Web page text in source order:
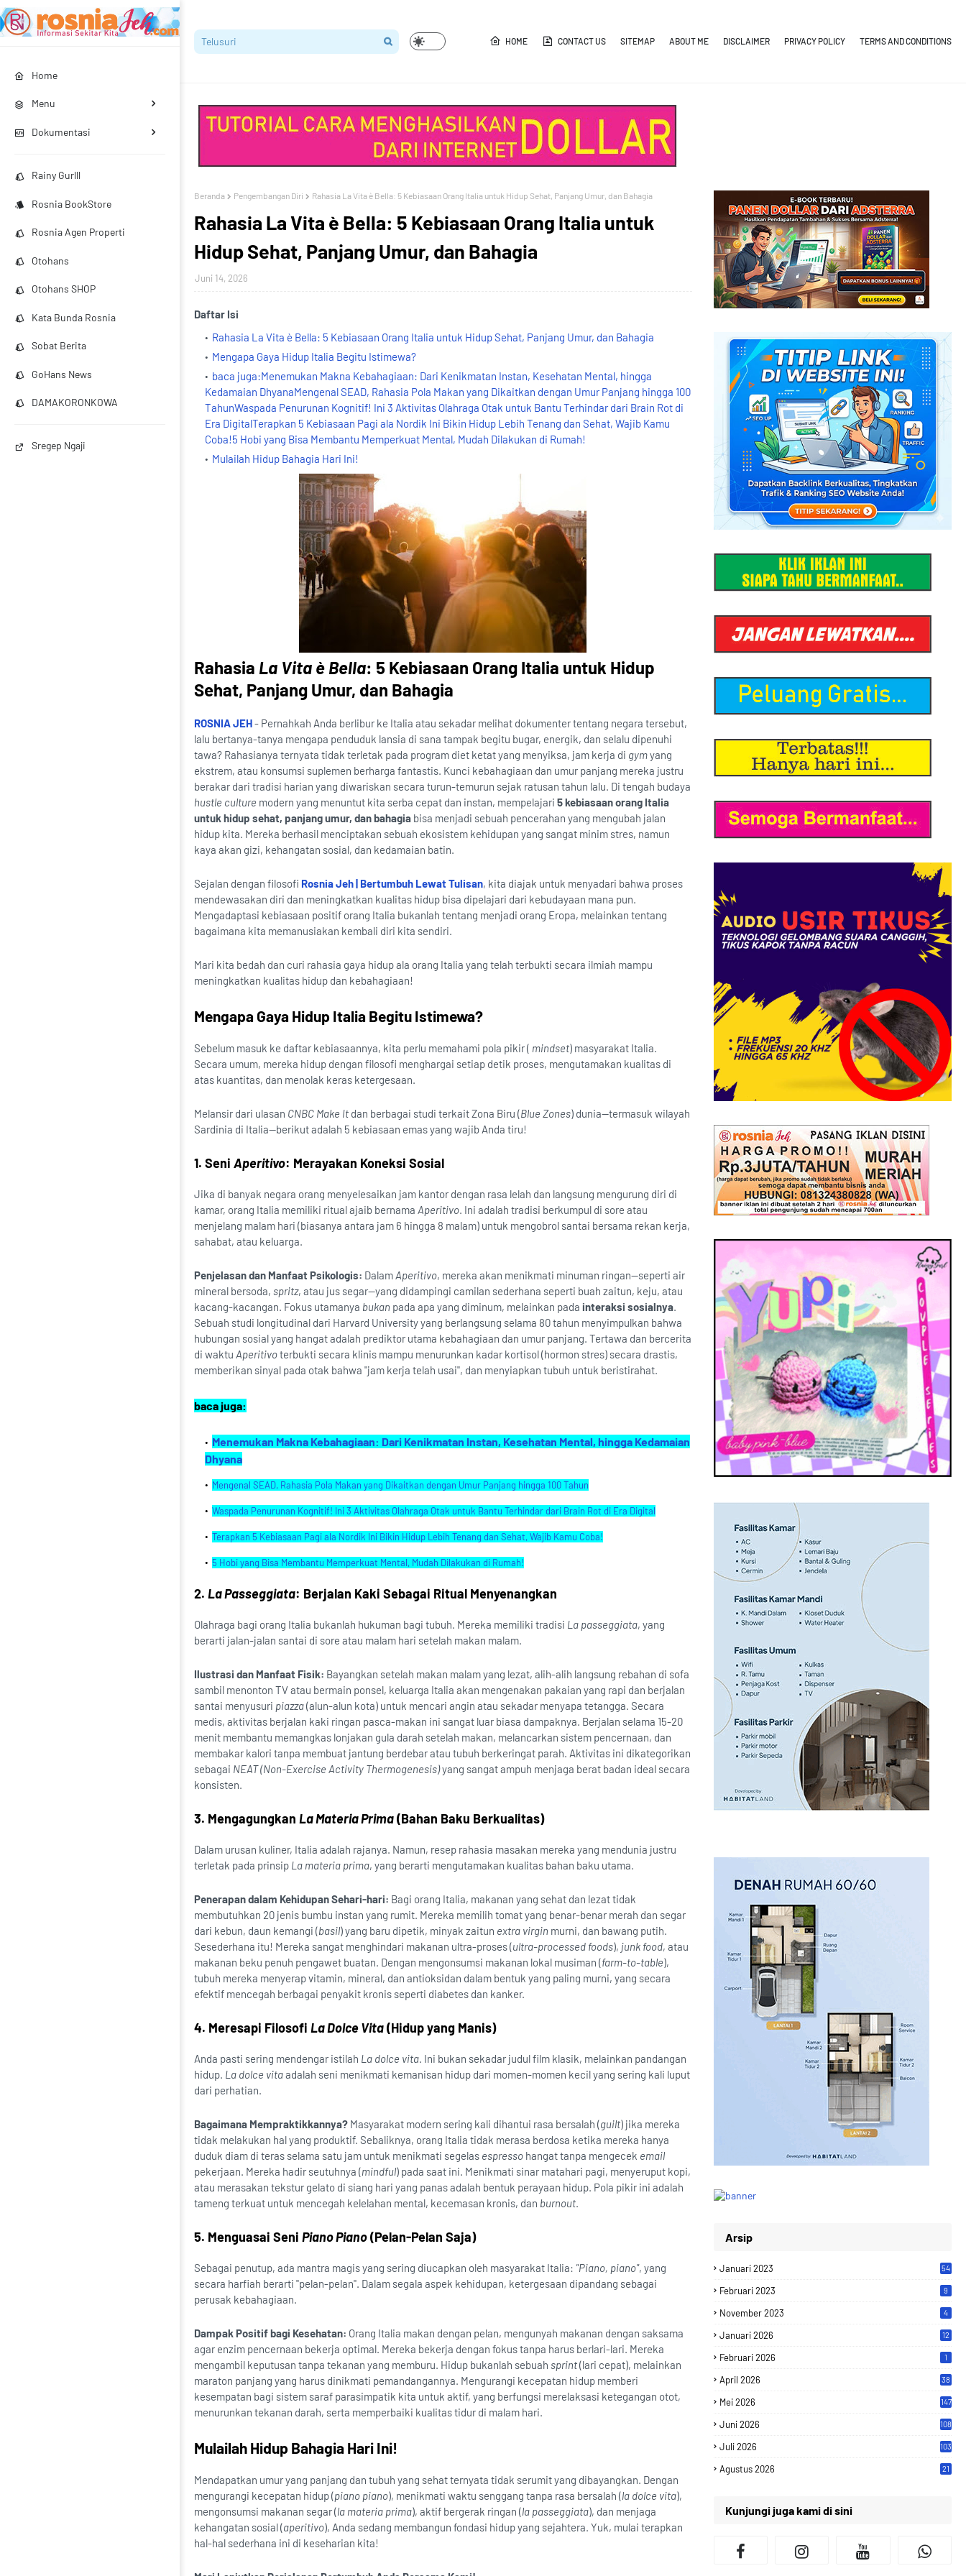
Home
Menu
Dokumentasi
Rainy Gurlll
Rosnia BookStore
Rosnia Agen Properti
Otohans
Otohans SHOP
Kata Bunda Rosnia
Sobat Berita
GoHans News
DAMAKORONKOWA
Sregep Ngaji
HOME CONTACT US SITEMAP ABOUT ME DISCLAIMER PRIVACY POLICY TERMS AND CONDITIONS
Beranda Pengembangan Diri Rahasia La Vita è Bella: 5 Kebiasaan Orang Italia untuk Hidup Sehat, Panjang Umur, dan Bahagia
Rahasia La Vita è Bella: 5 Kebiasaan Orang Italia untuk
Hidup Sehat, Panjang Umur, dan Bahagia
Juni 14, 2026
Daftar Isi
Rahasia La Vita è Bella: 5 Kebiasaan Orang Italia untuk Hidup Sehat, Panjang Umur, dan Bahagia
Mengapa Gaya Hidup Italia Begitu Istimewa?
baca juga:Menemukan Makna Kebahagiaan: Dari Kenikmatan Instan, Kesehatan Mental, hingga
Kedamaian DhyanaMengenal SEAD, Rahasia Pola Makan yang Dikaitkan dengan Umur Panjang hingga 100
TahunWaspada Penurunan Kognitif! Ini 3 Aktivitas Olahraga Otak untuk Bantu Terhindar dari Brain Rot di
Era DigitalTerapkan 5 Kebiasaan Pagi ala Nordik Ini Bikin Hidup Lebih Tenang dan Sehat, Wajib Kamu
Coba!5 Hobi yang Bisa Membantu Memperkuat Mental, Mudah Dilakukan di Rumah!
Mulailah Hidup Bahagia Hari Ini!
Rahasia La Vita è Bella: 5 Kebiasaan Orang Italia untuk Hidup
Sehat, Panjang Umur, dan Bahagia
ROSNIA JEH- Pernahkah Anda berlibur ke Italia atau sekadar melihat dokumenter tentang negara tersebut,
lalu bertanya-tanya mengapa penduduk lansia di sana tampak begitu bugar, energik, dan selalu dipenuhi
tawa? Rahasianya ternyata tidak terletak pada program diet ketat yang menyiksa, jam kerja di gymyang
ekstrem, atau konsumsi suplemen berharga fantastis. Kunci kebahagiaan dan umur panjang mereka justru
berakar dari tradisi harian yang diwariskan secara turun-temurun sejak ratusan tahun lalu. Di tengah budaya
hustle culture modern yang menuntut kita serba cepat dan instan, mempelajari 5 kebiasaan orang Italia
untuk hidup sehat, panjang umur, dan bahagia bisa menjadi sebuah pencerahan yang mengubah jalan
hidup kita. Mereka berhasil menciptakan sebuah ekosistem kehidupan yang sangat minim stres, namun
kaya akan gizi, kehangatan sosial, dan kedamaian batin.
Sejalan dengan filosofi Rosnia Jeh | Bertumbuh Lewat Tulisan, kita diajak untuk menyadari bahwa proses
mendewasakan diri dan meningkatkan kualitas hidup bisa dipelajari dari kebudayaan mana pun.
Mengadaptasi kebiasaan positif orang Italia bukanlah tentang menjadi orang Eropa, melainkan tentang
bagaimana kita memanusiakan kembali diri kita sendiri.
Mari kita bedah dan curi rahasia gaya hidup ala orang Italia yang telah terbukti secara ilmiah mampu
meningkatkan kualitas hidup dan kebahagiaan!
Mengapa Gaya Hidup Italia Begitu Istimewa?
Sebelum masuk ke daftar kebiasaannya, kita perlu memahami pola pikir ( mindset) masyarakat Italia.
Secara umum, mereka hidup dengan filosofi menghargai setiap detik proses, mengutamakan kualitas di
atas kuantitas, dan menolak keras ketergesaan.
Melansir dari ulasan CNBC Make It dan berbagai studi terkait Zona Biru (Blue Zones) dunia—termasuk wilayah
Sardinia di Italia—berikut adalah 5 kebiasaan emas yang wajib Anda tiru!
1. Seni Aperitivo: Merayakan Koneksi Sosial
Jika di banyak negara orang menyelesaikan jam kantor dengan rasa lelah dan langsung mengurung diri di
kamar, orang Italia memiliki ritual ajaib bernama Aperitivo. Ini adalah tradisi berkumpul di sore atau
menjelang malam hari (biasanya antara jam 6 hingga 8 malam) untuk mengobrol santai bersama rekan kerja,
sahabat, atau keluarga.
Penjelasan dan Manfaat Psikologis: DalamAperitivo, mereka akan menikmati minuman ringan—seperti air
mineral bersoda, spritz, atau jus segar—yang didampingi camilan sederhana seperti buah zaitun, keju, atau
kacang-kacangan. Fokus utamanya bukan pada apa yang diminum, melainkan pada interaksi sosialnya.
Sebuah studi longitudinal dari Harvard University yang berlangsung selama 80 tahun menyimpulkan bahwa
hubungan sosial yang hangat adalah prediktor utama kebahagiaan dan umur panjang. Tertawa dan bercerita
di waktu Aperitivoterbukti secara klinis mampu menurunkan kadar kortisol (hormon stres) secara drastis,
memberikan sinyal pada otak bahwa "jam kerja telah usai", dan menyiapkan tubuh untuk beristirahat.
baca juga:
Menemukan Makna Kebahagiaan: Dari Kenikmatan Instan, Kesehatan Mental, hingga Kedamaian
Dhyana
Mengenal SEAD, Rahasia Pola Makan yang Dikaitkan dengan Umur Panjang hingga 100 Tahun
Waspada Penurunan Kognitif! Ini 3 Aktivitas Olahraga Otak untuk Bantu Terhindar dari Brain Rot di Era Digital
Terapkan 5 Kebiasaan Pagi ala Nordik Ini Bikin Hidup Lebih Tenang dan Sehat, Wajib Kamu Coba!
5 Hobi yang Bisa Membantu Memperkuat Mental, Mudah Dilakukan di Rumah!
2. La Passeggiata: Berjalan Kaki Sebagai Ritual Menyenangkan
Olahraga bagi orang Italia bukanlah hukuman bagi tubuh. Mereka memiliki tradisi La passeggiata, yang
berarti jalan-jalan santai di sore atau malam hari setelah makan malam.
Ilustrasi dan Manfaat Fisik: Bayangkan setelah makan malam yang lezat, alih-alih langsung rebahan di sofa
sambil menonton TV atau bermain ponsel, keluarga Italia akan mengenakan pakaian yang rapi dan berjalan
santai menyusuri piazza(alun-alun kota) untuk mencari angin atau sekadar menyapa tetangga. Secara
medis, aktivitas berjalan kaki ringan pasca-makan ini sangat luar biasa dampaknya. Berjalan selama 15-20
menit membantu memangkas lonjakan gula darah setelah makan, melancarkan sistem pencernaan, dan
membakar kalori tanpa membuat jantung berdebar atau tubuh berkeringat parah. Aktivitas ini dikategorikan
sebagai NEAT (Non-Exercise Activity Thermogenesis)yang sangat ampuh menjaga berat badan ideal secara
konsisten.
3. Mengagungkan La Materia Prima(Bahan Baku Berkualitas)
Dalam urusan kuliner, Italia adalah rajanya. Namun, resep rahasia masakan mereka yang mendunia justru
terletak pada prinsip La materia prima, yang berarti mengutamakan kualitas bahan baku utama.
Penerapan dalam Kehidupan Sehari-hari: Bagi orang Italia, makanan yang sehat dan lezat tidak
membutuhkan 20 jenis bumbu instan yang rumit. Mereka memilih tomat yang benar-benar merah dan segar
dari kebun, daun kemangi (basil) yang baru dipetik, minyak zaitun extra virgin murni, dan bawang putih.
Sesederhana itu! Mereka sangat menghindari makanan ultra-proses (ultra-processed foods), junk food, atau
makanan beku penuh pengawet buatan. Dengan mengonsumsi makanan lokal musiman (farm-to-table),
tubuh mereka menyerap vitamin, mineral, dan antioksidan dalam bentuk yang paling murni, yang secara
efektif mencegah berbagai penyakit kronis seperti diabetes dan kanker.
4. Meresapi Filosofi La Dolce Vita(Hidup yang Manis)
Anda pasti sering mendengar istilah La dolce vita. Ini bukan sekadar judul film klasik, melainkan pandangan
hidup. La dolce vitaadalah seni menikmati kemanisan hidup dari momen-momen kecil yang sering kali luput
dari perhatian.
Bagaimana Mempraktikkannya? Masyarakat modern sering kali dihantui rasa bersalah (guilt) jika mereka
tidak melakukan hal yang produktif. Sebaliknya, orang Italia tidak merasa berdosa ketika mereka hanya
duduk diam di teras selama satu jam untuk menikmati segelas espresso hangat tanpa mengecek email
pekerjaan. Mereka hadir seutuhnya (mindful) pada saat ini. Menikmati sinar matahari pagi, menyeruput kopi,
atau merasakan tekstur gelato di siang hari yang panas adalah bentuk perayaan hidup. Pola pikir ini adalah
tameng terkuat untuk mencegah kelelahan mental, kecemasan kronis, dan burnout.
5. Menguasai Seni Piano Piano(Pelan-Pelan Saja)
Sebagai penutup, ada mantra magis yang sering diucapkan oleh masyarakat Italia: "Piano, piano", yang
secara harfiah berarti "pelan-pelan". Dalam segala aspek kehidupan, ketergesaan dipandang sebagai
perusak kebahagiaan.
Dampak Positif bagi Kesehatan: Orang Italia makan dengan pelan, mengunyah makanan dengan saksama
agar enzim pencernaan bekerja optimal. Mereka bekerja dengan fokus tanpa harus berlari-lari. Mereka
mengambil keputusan tanpa tekanan yang memburu. Hidup bukanlah sebuah sprint(lari cepat), melainkan
maraton panjang yang harus dinikmati pemandangannya. Mengurangi kecepatan hidup memberi
kesempatan bagi sistem saraf parasimpatik kita untuk aktif, yang berfungsi merelaksasi ketegangan otot,
menurunkan tekanan darah, serta memperbaiki kualitas tidur di malam hari.
Mulailah Hidup Bahagia Hari Ini!
Mendapatkan umur yang panjang dan tubuh yang sehat ternyata tidak serumit yang dibayangkan. Dengan
mengurangi kecepatan hidup (piano piano), menikmati waktu senggang tanpa rasa bersalah (la dolce vita),
mengonsumsi makanan segar (la materia prima), aktif bergerak ringan (la passeggiata), dan menjaga
kehangatan sosial (aperitivo), Anda sedang membangun fondasi hidup yang sejahtera. Yuk, mulai terapkan
hal-hal sederhana ini di keseharian kita!
Arsip
Januari 2023 54
Februari 2023 9
November 2023 4
Januari 2026 12
Februari 2026 1
April 2026 38
Mei 2026 147
Juni 2026 108
Juli 2026 103
Agustus 2026 21
Kunjungi juga kami di sini